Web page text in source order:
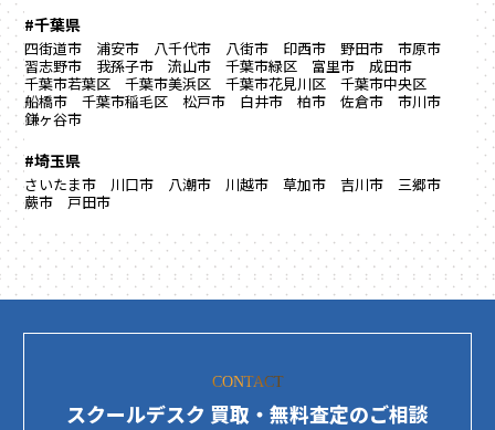
#千葉県
四街道市 浦安市 八千代市 八街市 印西市 野田市
市原市
習志野市
我孫子市 流山市 千葉市緑区 富里市
成田市
千葉市若葉区
千葉市美浜区 千葉市花見川区
千葉市中央区
船橋市
千葉市稲毛区 松戸市 白井市 柏市 佐倉市
市川市
鎌ヶ谷市
#埼玉県
さいたま市 川口市 八潮市 川越市 草加市 吉川市
三郷市
蕨市
戸田市
CONTACT
スクールデスク 買取・無料査定のご相談